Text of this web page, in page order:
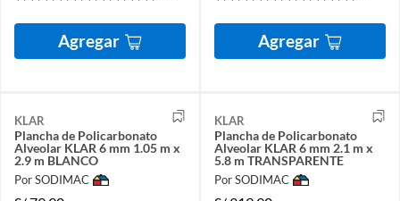
Agregar Agregar
KLAR
Plancha de Policarbonato
Alveolar KLAR 6 mm 1.05 m x
2.9 m BLANCO
Por SODIMAC
KLAR
Plancha de Policarbonato
Alveolar KLAR 6 mm 2.1 m x
5.8 m TRANSPARENTE
Por SODIMAC